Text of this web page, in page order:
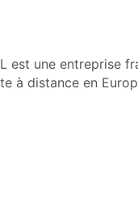
est une entreprise
à distance en